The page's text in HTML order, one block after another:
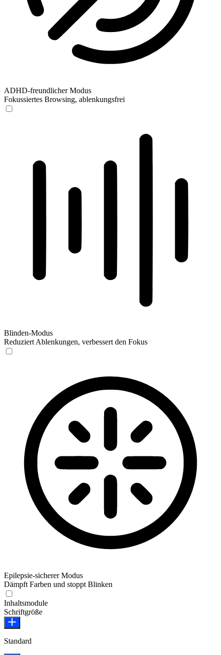
ADHD-freundlicher Modus
Fokussiertes Browsing, ablenkungsfrei
Blinden-Modus
Reduziert Ablenkungen, verbessert den Fokus
Epilepsie-sicherer Modus
Dämpft Farben und stoppt Blinken
Inhaltsmodule
Schriftgröße
Standard